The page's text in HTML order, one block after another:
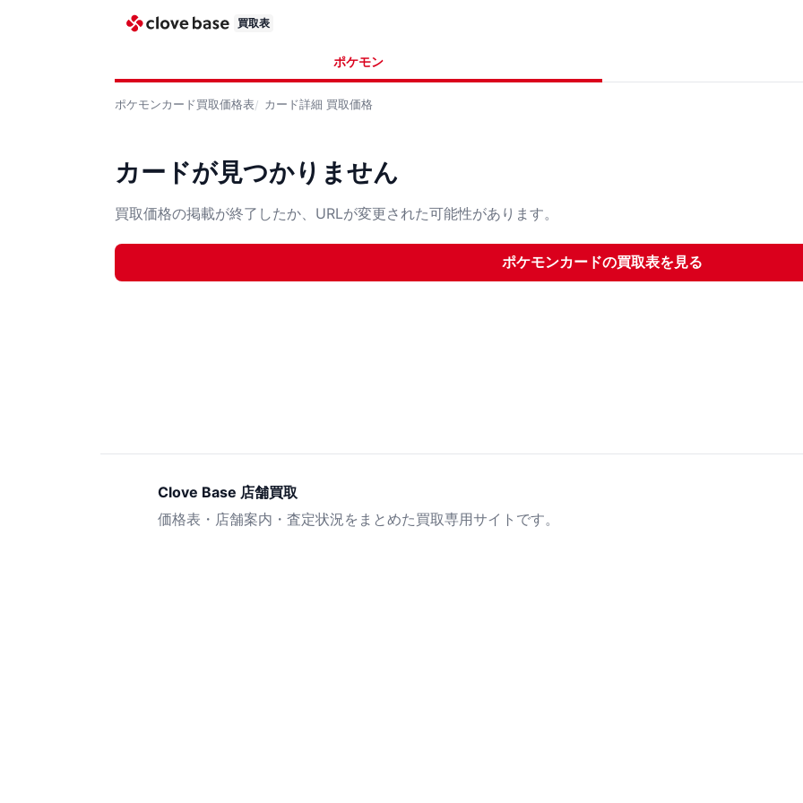
買取表
ポケモン
ポケモンカード買取価格表 カード詳細 買取価格
カードが見つかりません
買取価格の掲載が終了したか、URLが変更された可能性があります。
ポケモンカードの買取表を見る
Clove Base 店舗買取
価格表・店舗案内・査定状況をまとめた買取専用サイトです。